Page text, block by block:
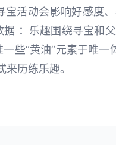
活动会影响好感度
：乐趣围绕寻宝和
些“黄油”元素于唯一
历练乐趣。